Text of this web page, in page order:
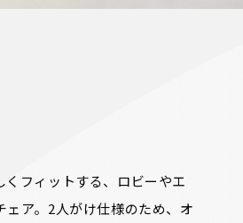
フィットする、ロビーやエ
ア。2人がけ仕様のため、オ